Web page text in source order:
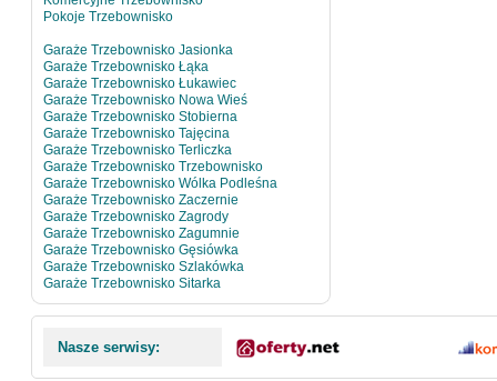
Pokoje Trzebownisko
Garaże Trzebownisko Jasionka
Garaże Trzebownisko Łąka
Garaże Trzebownisko Łukawiec
Garaże Trzebownisko Nowa Wieś
Garaże Trzebownisko Stobierna
Garaże Trzebownisko Tajęcina
Garaże Trzebownisko Terliczka
Garaże Trzebownisko Trzebownisko
Garaże Trzebownisko Wólka Podleśna
Garaże Trzebownisko Zaczernie
Garaże Trzebownisko Zagrody
Garaże Trzebownisko Zagumnie
Garaże Trzebownisko Gęsiówka
Garaże Trzebownisko Szlakówka
Garaże Trzebownisko Sitarka
Nasze serwisy: